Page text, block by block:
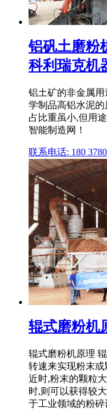
铝矾土磨粉
科利瑞克机
铝土矿的非金属
学制品高铝水泥
占比重虽小,但用
智能制造网！
联系电话: 180 3780
辊式磨粉机
辊式磨粉机原理
转速来实现粉末
近时,粉末的颗粒
时,则可以获得较
于工业领域的粉碎